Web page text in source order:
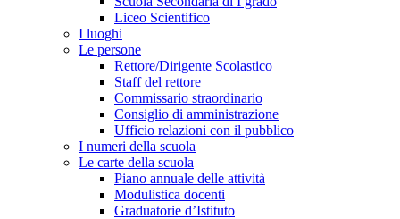
Liceo Scientifico
I luoghi
Le persone
Rettore/Dirigente Scolastico
Staff del rettore
Commissario straordinario
Consiglio di amministrazione
Ufficio relazioni con il pubblico
I numeri della scuola
Le carte della scuola
Piano annuale delle attività
Modulistica docenti
Graduatorie d’Istituto